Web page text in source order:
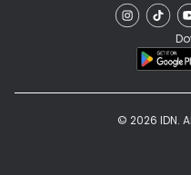
© 2026 IDN.